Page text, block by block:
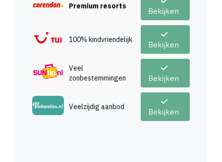
Premium resorts
Bekijken
100% kindvriendelijk
Bekijken
Veel
zonbestemmingen
Bekijken
Veelzijdig aanbod
Bekijken